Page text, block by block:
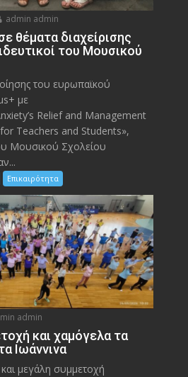
admin admin
θέματα διαχείρισης
του Μουσικού
του ευρωπαϊκού
με
Relief and Management
Teachers and Students»,
Μουσικού Σχολείου
Επικαιρότητα
admin
και χαμόγελα τα
Ιωάννινα
και μεγάλη συμμετοχή